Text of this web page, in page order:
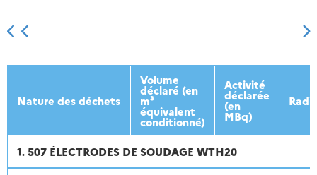
2013 2014 2015 2016
Nature des déchets
Volume
déclaré (en
m³
équivalent
conditionné)
Activité
déclarée
(en
MBq)
1. 507 ÉLECTRODES DE SOUDAGE WTH20